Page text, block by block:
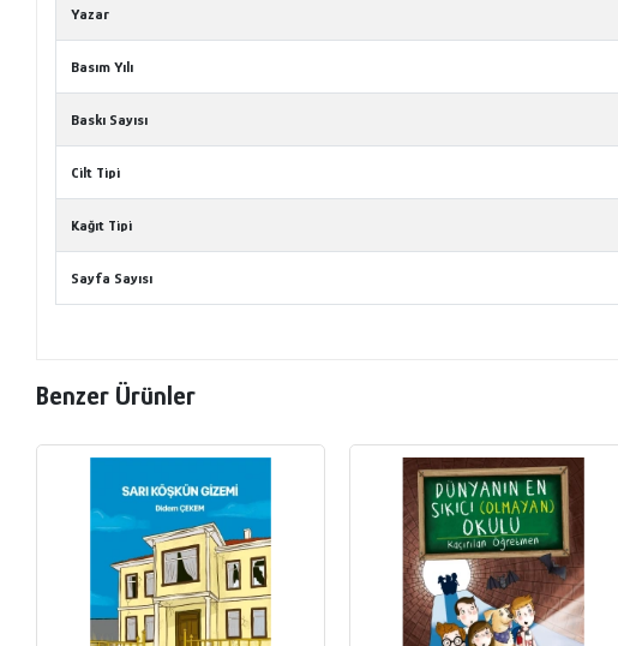
Yazar
Basım Yılı
Baskı Sayısı
Cilt Tipi
Kağıt Tipi
Sayfa Sayısı
Benzer Ürünler